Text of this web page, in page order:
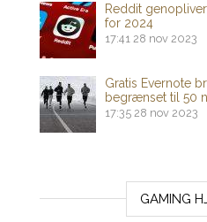
Reddit
for 2024
17:41 28 nov 2023
Gratis Evernote
begrænset til 50
17:35 28 nov 2023
GAMING